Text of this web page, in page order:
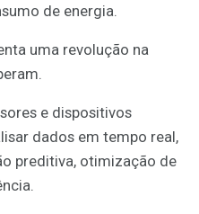
de energia.
uma revolução na
e dispositivos
dados em tempo real,
preditiva, otimização de